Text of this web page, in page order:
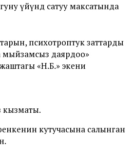
үйүндө сатуу максатында
психотроптук заттарды
мыйзамсыз даярдоо»
«Н.Б.» экени
кызматы.
кутучасына салынган